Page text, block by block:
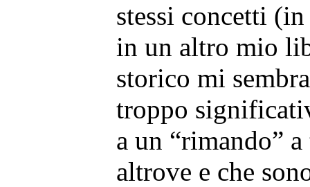
stessi concetti
in un altro mio
storico mi
troppo
a un “rimando”
altrove e che